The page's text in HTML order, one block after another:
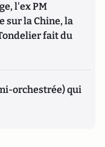
l'ex PM
sur la Chine, la
fait du
orchestrée) qui